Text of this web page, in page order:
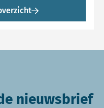
nieuwsbrief